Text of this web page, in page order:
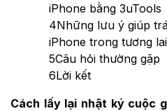
iPhone bằng 3uTools
4Những lưu ý giúp
iPhone trong tương lai
5Câu hỏi thường gặp
6Lời kết
Cách lấy lại nhật ký cuộc